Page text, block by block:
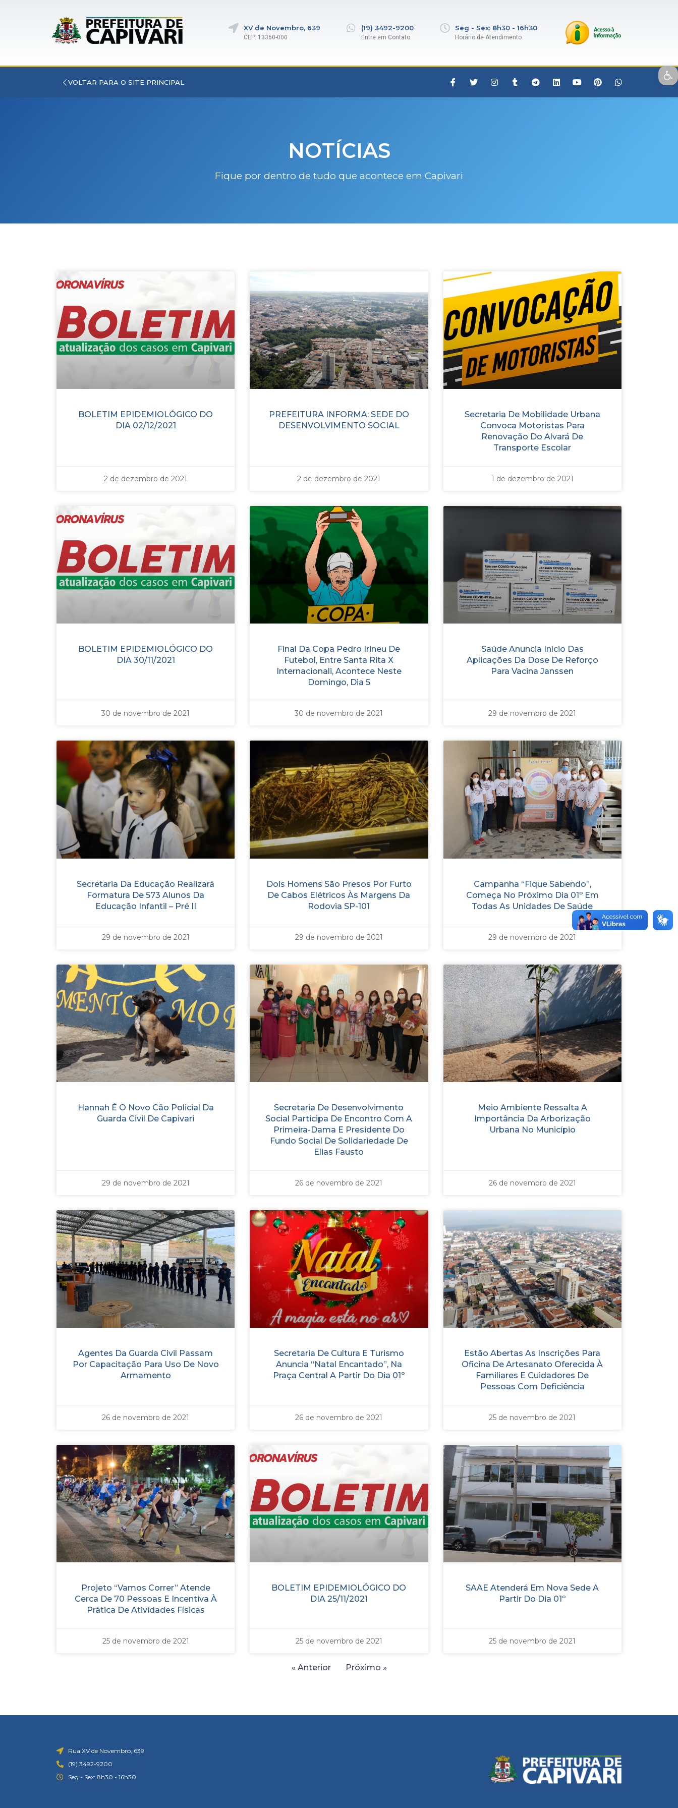
Open toolbar
XV de Novembro, 639
CEP: 13360-000
(19) 3492-9200
Entre em Contato
Seg - Sex: 8h30 - 16h30
Horário de Atendimento
VOLTAR PARA O SITE PRINCIPAL
NOTÍCIAS
Fique por dentro de tudo que acontece em Capivari
BOLETIM EPIDEMIOLÓGICO DO
DIA 02/12/2021
2 de dezembro de 2021
PREFEITURA INFORMA: SEDE DO
DESENVOLVIMENTO SOCIAL
2 de dezembro de 2021
Secretaria De Mobilidade Urbana
Convoca Motoristas Para
Renovação Do Alvará De
Transporte Escolar
1 de dezembro de 2021
BOLETIM EPIDEMIOLÓGICO DO
DIA 30/11/2021
30 de novembro de 2021
Final Da Copa Pedro Irineu De
Futebol, Entre Santa Rita X
Internacionali, Acontece Neste
Domingo, Dia 5
30 de novembro de 2021
Saúde Anuncia Início Das
Aplicações Da Dose De Reforço
Para Vacina Janssen
29 de novembro de 2021
Secretaria Da Educação Realizará
Formatura De 573 Alunos Da
Educação Infantil – Pré II
29 de novembro de 2021
Dois Homens São Presos Por Furto
De Cabos Elétricos Às Margens Da
Rodovia SP-101
29 de novembro de 2021
Campanha “Fique Sabendo”,
Começa No Próximo Dia 01º Em
Todas As Unidades De Saúde
29 de novembro de 2021
Hannah É O Novo Cão Policial Da
Guarda Civil De Capivari
29 de novembro de 2021
Secretaria De Desenvolvimento
Social Participa De Encontro Com A
Primeira-Dama E Presidente Do
Fundo Social De Solidariedade De
Elias Fausto
26 de novembro de 2021
Meio Ambiente Ressalta A
Importância Da Arborização
Urbana No Município
26 de novembro de 2021
Agentes Da Guarda Civil Passam
Por Capacitação Para Uso De Novo
Armamento
26 de novembro de 2021
Secretaria De Cultura E Turismo
Anuncia “Natal Encantado”, Na
Praça Central A Partir Do Dia 01º
26 de novembro de 2021
Estão Abertas As Inscrições Para
Oficina De Artesanato Oferecida À
Familiares E Cuidadores De
Pessoas Com Deficiência
25 de novembro de 2021
Projeto “Vamos Correr” Atende
Cerca De 70 Pessoas E Incentiva À
Prática De Atividades Físicas
25 de novembro de 2021
BOLETIM EPIDEMIOLÓGICO DO
DIA 25/11/2021
25 de novembro de 2021
SAAE Atenderá Em Nova Sede A
Partir Do Dia 01º
25 de novembro de 2021
« Anterior Próximo »
Rua XV de Novembro, 639
(19) 3492-9200
Seg - Sex: 8h30 - 16h30